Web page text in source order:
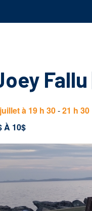
Fallu
à 19 h 30-21 h 30
À 10$